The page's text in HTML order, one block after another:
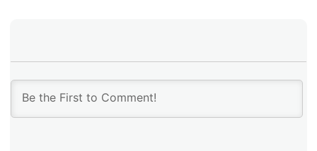
describir los riesgos asociados a la protección de la
información, de los recursos humanos y sistemas en
términos ejecutivos.